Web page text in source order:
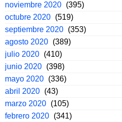
noviembre 2020 (395)
octubre 2020 (519)
septiembre 2020 (353)
agosto 2020 (389)
julio 2020 (410)
junio 2020 (398)
mayo 2020 (336)
abril 2020 (43)
marzo 2020 (105)
febrero 2020 (341)